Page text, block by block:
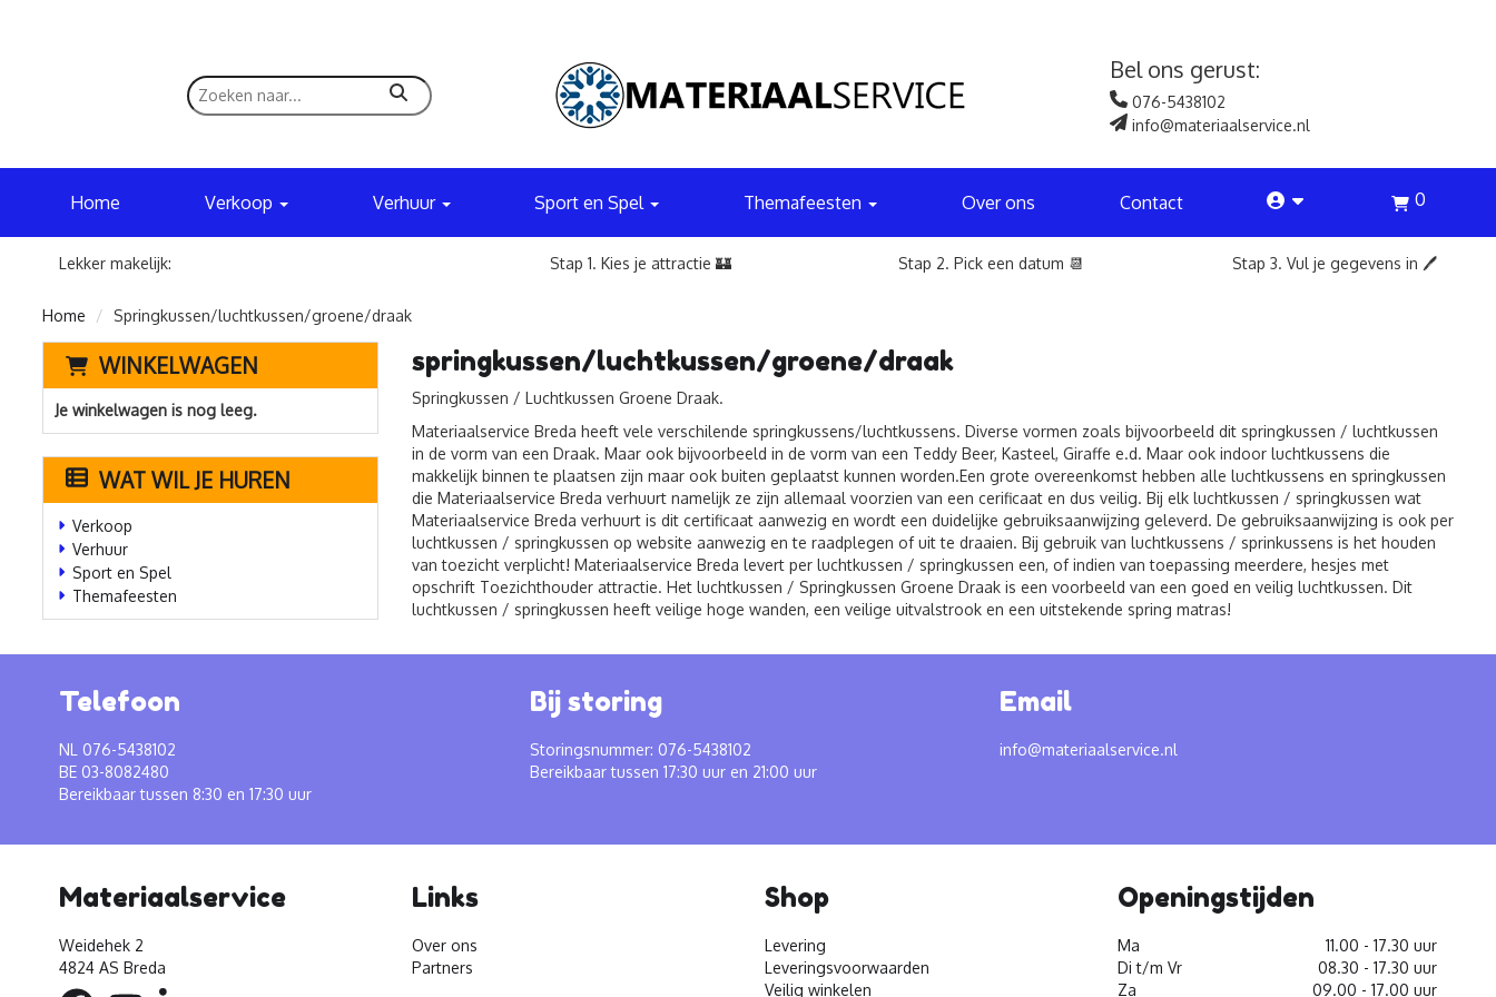
zoeken
Bel ons gerust:
076-5438102
info@materiaalservice.nl
Home Verkoop Verhuur Sport en Spel Themafeesten Over ons Contact account 0
Lekker makelijk: Stap 1. Kies je attractie 🏰 Stap 2. Pick een datum 📆 Stap 3. Vul je gegevens in 🖊️
Home Springkussen/luchtkussen/groene/draak
WINKELWAGEN
Je winkelwagen is nog leeg.
WAT WIL JE HUREN
Verkoop
Verhuur
Sport en Spel
Themafeesten
springkussen/luchtkussen/groene/draak
Springkussen / Luchtkussen Groene Draak.
Materiaalservice Breda heeft vele verschilende springkussens/luchtkussens. Diverse vormen zoals bijvoorbeeld dit springkussen / luchtkussen
in de vorm van een Draak. Maar ook bijvoorbeeld in de vorm van een Teddy Beer, Kasteel, Giraffe e.d. Maar ook indoor luchtkussens die
makkelijk binnen te plaatsen zijn maar ook buiten geplaatst kunnen worden.Een grote overeenkomst hebben alle luchtkussens en springkussen
die Materiaalservice Breda verhuurt namelijk ze zijn allemaal voorzien van een cerificaat en dus veilig. Bij elk luchtkussen / springkussen wat
Materiaalservice Breda verhuurt is dit certificaat aanwezig en wordt een duidelijke gebruiksaanwijzing geleverd. De gebruiksaanwijzing is ook per
luchtkussen / springkussen op website aanwezig en te raadplegen of uit te draaien. Bij gebruik van luchtkussens / sprinkussens is het houden
van toezicht verplicht! Materiaalservice Breda levert per luchtkussen / springkussen een, of indien van toepassing meerdere, hesjes met
opschrift Toezichthouder attractie. Het luchtkussen / Springkussen Groene Draak is een voorbeeld van een goed en veilig luchtkussen. Dit
luchtkussen / springkussen heeft veilige hoge wanden, een veilige uitvalstrook en een uitstekende spring matras!
Telefoon
NL 076-5438102
BE 03-8082480
Bereikbaar tussen 8:30 en 17:30 uur
Bij storing
Storingsnummer: 076-5438102
Bereikbaar tussen 17:30 uur en 21:00 uur
Email
info@materiaalservice.nl
Materiaalservice
Weidehek 2
4824 AS Breda
Links
Over ons
Partners
Shop
Levering
Leveringsvoorwaarden
Veilig winkelen
Openingstijden
Ma
11.00 - 17.30 uur
Di t/m Vr
08.30 - 17.30 uur
Za
09.00 - 17.00 uur